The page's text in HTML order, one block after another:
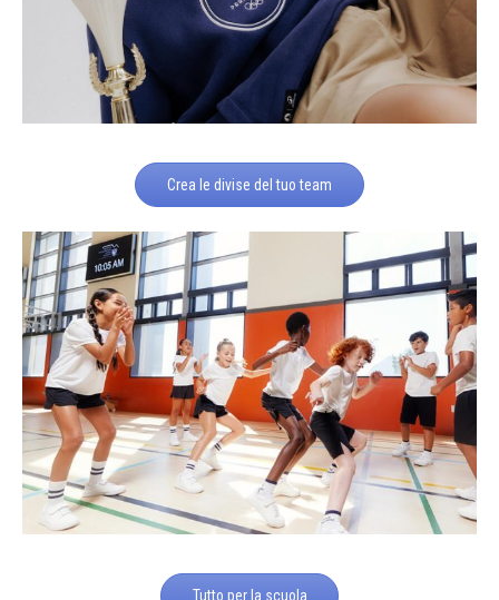
Crea le divise del tuo team
Tutto per la scuola